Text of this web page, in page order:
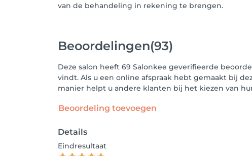
van de behandeling in rekening te brengen.
Beoordelingen(93)
Deze salon heeft 69 Salonkee geverifieerde
vindt. Als u een online afspraak hebt gemaakt bij
manier helpt u andere klanten bij het kiezen van
Beoordeling toevoegen
Details
Eindresultaat